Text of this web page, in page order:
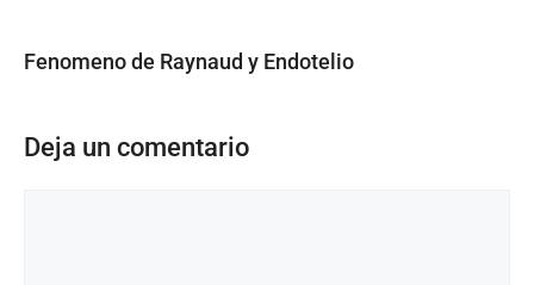
Fenomeno de Raynaud y Endotelio
Deja un comentario